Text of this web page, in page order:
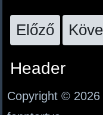
Előző
Header
Copyright © 2026